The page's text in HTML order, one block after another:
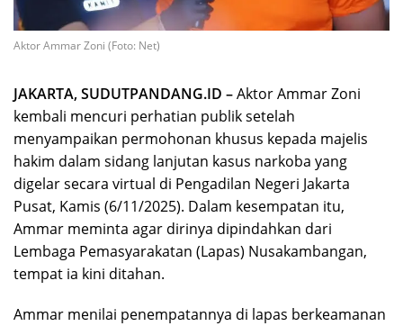
Aktor Ammar Zoni (Foto: Net)
JAKARTA, SUDUTPANDANG.ID –Aktor Ammar Zoni
kembali mencuri perhatian publik setelah
menyampaikan permohonan khusus kepada majelis
hakim dalam sidang lanjutan kasus narkoba yang
digelar secara virtual di Pengadilan Negeri Jakarta
Pusat, Kamis (6/11/2025). Dalam kesempatan itu,
Ammar meminta agar dirinya dipindahkan dari
Lembaga Pemasyarakatan (Lapas) Nusakambangan,
tempat ia kini ditahan.
Ammar menilai penempatannya di lapas berkeamanan